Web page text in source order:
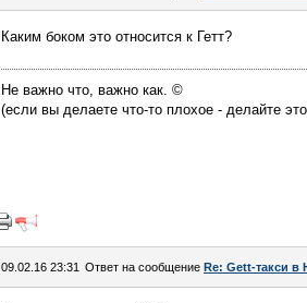
Каким боком это относится к Гетт?
Не важно что, важно как. ©
(если вы делаете что-то плохое - делайте
09.02.16 23:31 Ответ на сообщение Re: Gett-такси в